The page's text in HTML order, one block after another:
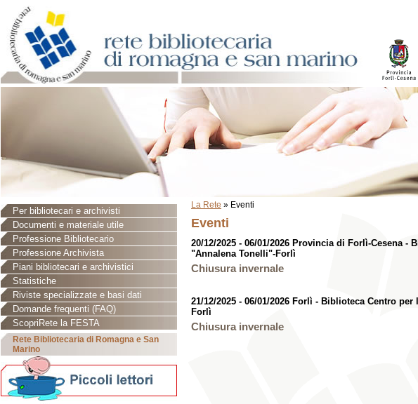
La Rete » Eventi
Eventi
20/12/2025 - 06/01/2026 Provincia di Forlì-Cesena -
"Annalena Tonelli"-Forlì
Chiusura invernale
21/12/2025 - 06/01/2026 Forlì - Biblioteca Centro
Forlì
Chiusura invernale
Per bibliotecari e archivisti
Documenti e materiale utile
Professione Bibliotecario
Professione Archivista
Piani bibliotecari e archivistici
Statistiche
Riviste specializzate e basi dati
Domande frequenti (FAQ)
ScopriRete la FESTA
Rete Bibliotecaria di Romagna e San
Marino